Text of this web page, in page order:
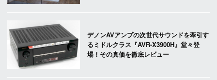
デノンAVアンプの次世代サウンドを牽引す
るミドルクラス『AVR-X3900H』堂々登
場！その真価を徹底レビュー